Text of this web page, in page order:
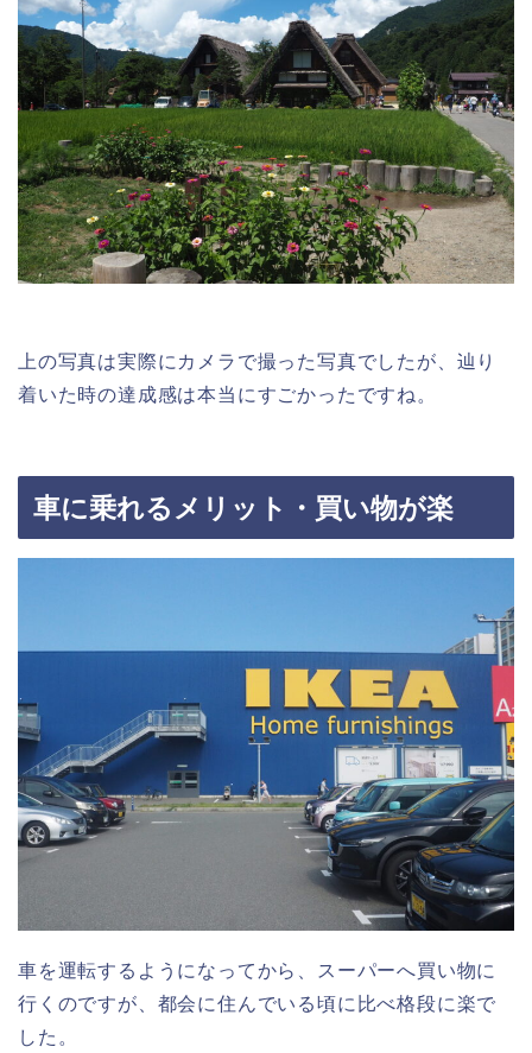
上の写真は実際にカメラで撮った写真でしたが、辿り
着いた時の達成感は本当にすごかったですね。
車に乗れるメリット・買い物が楽
車を運転するようになってから、スーパーへ買い物に
行くのですが、都会に住んでいる頃に比べ格段に楽で
した。